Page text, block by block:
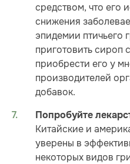
средством, что его
снижения
эпидемии птичьего
приготовить сироп
приобрести его у
производителей
добавок.
Попробуйте
Китайские и
уверены в
некоторых видов